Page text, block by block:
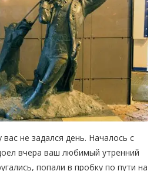
не задался день. Началось с
вчера ваш любимый утренний
попали в пробку по пути на